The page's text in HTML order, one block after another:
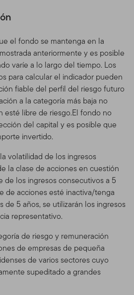
el fondo se mantenga en la
anteriormente y es posible
varíe a lo largo del tiempo. Los
para calcular el indicador pueden
fiable del perfil del riesgo futuro
a la categoría más baja no
esté libre de riesgo.El fondo no
del capital y es posible que
invertido.
volatilidad de los ingresos
la clase de acciones en cuestión
de los ingresos consecutivos a 5
de acciones esté inactiva/tenga
de 5 años, se utilizarán los ingresos
representativo.
de riesgo y remuneración
de empresas de pequeña
de varios sectores cuyo
supeditado a grandes